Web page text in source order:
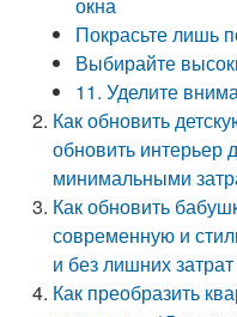
Покрасьте лишь
Выбирайте
11. Уделите
Как обновить
обновить интерьер
минимальными
Как обновить
современную и
и без лишних затрат
Как преобразить